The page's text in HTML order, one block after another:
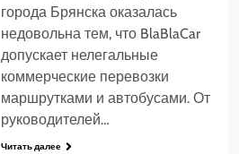
города Брянска оказалась
недовольна тем, что BlaBlaCar
допускает нелегальные
коммерческие перевозки
маршрутками и автобусами. От
руководителей…
Читать далее